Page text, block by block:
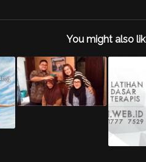
You might also